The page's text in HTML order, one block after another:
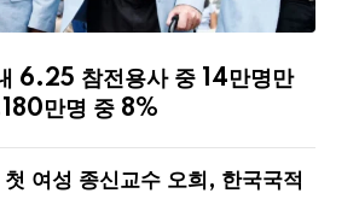
6.25 참전용사 중 14만명만
만명 중 8%
첫 여성 종신교수 오희, 한국국적